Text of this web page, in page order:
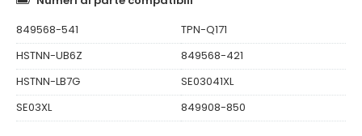
849568-541
TPN-Q171
HSTNN-UB6Z
849568-421
HSTNN-LB7G
SE03041XL
SE03XL
849908-850